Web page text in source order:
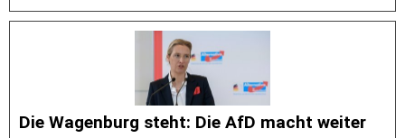
Die Wagenburg steht: Die AfD macht weiter